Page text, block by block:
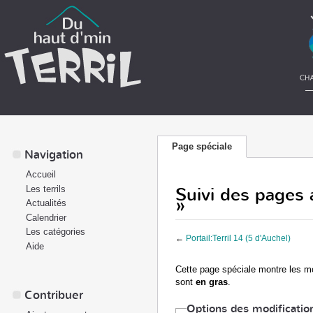
Page spéciale
Suivi des pages
»
← Portail:Terril 14 (5 d'Auchel)
Cette page spéciale montre les
sont en gras
Options des
Navigation
Accueil
Les terrils
Actualités
Calendrier
Les catégories
Aide
Contribuer